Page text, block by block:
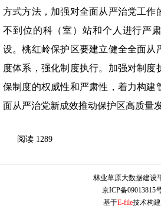
方式方法，加强对全面从严治党工作
不到位的科（室）站和个人进行严
设。桃红岭保护区要建立健全全面从
度体系，强化制度执行。加强对制度
保制度的权威性和严肃性，着力构建
面从严治党新成效推动保护区高质量
阅读 1289
林业草原大数据建设
京ICP备09013815
基于E-file技术构建